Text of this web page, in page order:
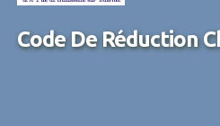
Code De Réduction